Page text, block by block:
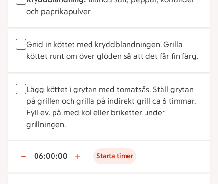
och paprikapulver.
Gnid in köttet med kryddblandningen. Grilla
köttet runt om över glöden så att det får fin färg.
Lägg köttet i grytan med tomatsås. Ställ grytan
på grillen och grilla på indirekt grill ca 6 timmar.
Fyll ev. på med kol eller briketter under
grillningen.
06:00:00 Starta timer